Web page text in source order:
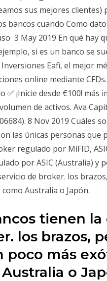
sus mejores
bancos cuando Como
3 May 2019 En qué hay
si es un banco se
Eafi, el mejor
online mediante
¡Inicie desde €100! más
de activos. Ava
8 Nov 2019 Cuáles
las únicas personas que
regulado por MiFID,
por ASIC (Australia) y
de broker. los
Australia o Japón.
tienen
los brazos,
poco más
o